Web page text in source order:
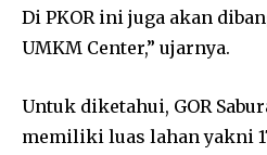
Di PKOR ini juga akan
UMKM Center,” ujarnya.
Untuk diketahui, GOR
memiliki luas lahan yakni